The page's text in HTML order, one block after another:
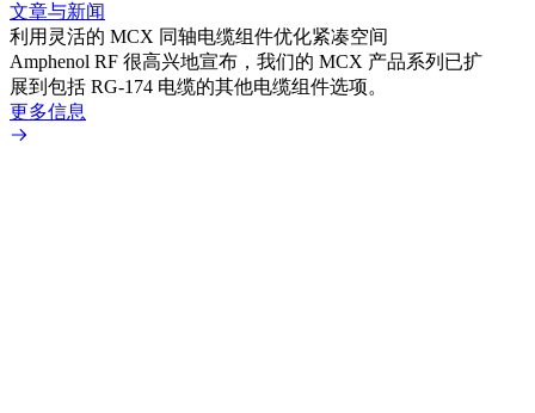
文章与新闻
利用灵活的 MCX 同轴电缆组件优化紧凑空间
Amphenol RF 很高兴地宣布，我们的 MCX 产品系列已扩
展到包括 RG-174 电缆的其他电缆组件选项。
更多信息